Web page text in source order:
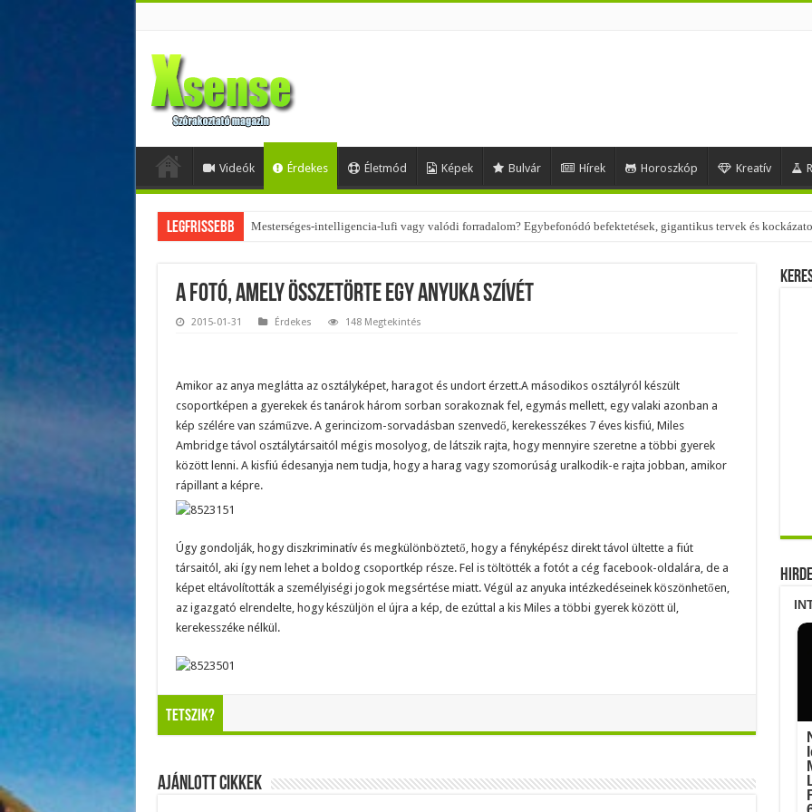
Videók Érdekes Életmód Képek Bulvár Hírek Horoszkóp Kreatív
Legfrissebb Mesterséges-intelligencia-lufi vagy valódi forradalom? Egybefonódó befektetések, gigantikus tervek és
Az övtáskák továbbra is trendik – nézd meg, milyen stílusokhoz illenek!
A fotó, amely összetörte egy anyuka szívét
2015-01-31 Érdekes 148 Megtekintés
Amikor az anya meglátta az osztályképet, haragot és undort érzett.A másodikos osztályról készült
csoportképen a gyerekek és tanárok három sorban sorakoznak fel, egymás mellett, egy valaki azonban a
kép szélére van száműzve. A gerincizom-sorvadásban szenvedő, kerekesszékes 7 éves kisfiú, Miles
Ambridge távol osztálytársaitól mégis mosolyog, de látszik rajta, hogy mennyire szeretne a többi gyerek
között lenni. A kisfiú édesanyja nem tudja, hogy a harag vagy szomorúság uralkodik-e rajta jobban, amikor
rápillant a képre.
Úgy gondolják, hogy diszkriminatív és megkülönböztető, hogy a fényképész direkt távol ültette a fiút
társaitól, aki így nem lehet a boldog csoportkép része. Fel is töltötték a fotót a cég facebook-oldalára, de a
képet eltávolították a személyiségi jogok megsértése miatt. Végül az anyuka intézkedéseinek köszönhetően,
az igazgató elrendelte, hogy készüljön el újra a kép, de ezúttal a kis Miles a többi gyerek között ül,
kerekesszéke nélkül.
Tetszik?
Ajánlott Cikkek